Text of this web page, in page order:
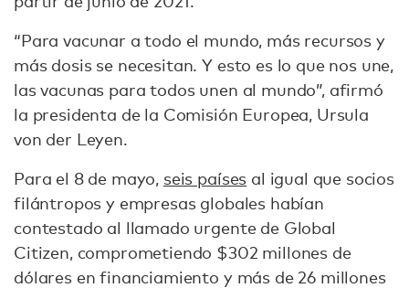
“Para vacunar a todo el mundo, más recursos y
más dosis se necesitan. Y esto es lo que nos une,
las vacunas para todos unen al mundo”, afirmó
la presidenta de la Comisión Europea, Ursula
von der Leyen.
Para el 8 de mayo, seis países al igual que socios
filántropos y empresas globales habían
contestado al llamado urgente de Global
Citizen, comprometiendo $302 millones de
dólares en financiamiento y más de 26 millones